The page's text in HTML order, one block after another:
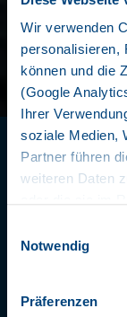
Wir verwenden
personalisieren,
können und die
(Google
Ihrer
soziale Medien,
Partner führen
weiteren Daten
auch
abweichenden
Risiko von
bzgl.
Notwendig
Präferenzen
Die vier
arbeitsreichen
und
Profis der